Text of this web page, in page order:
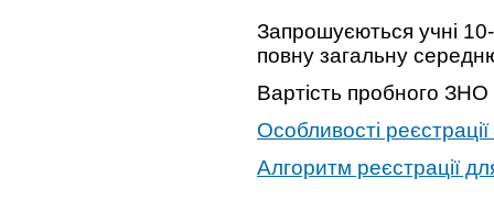
Запрошуєються учні 10-
повну загальну
Вартість пробного
Особливості
Алгоритм реєстрації